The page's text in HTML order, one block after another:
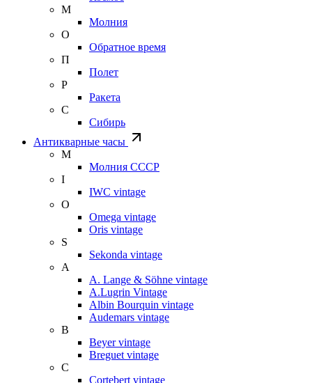
М
Молния
О
Обратное время
П
Полет
Р
Ракета
С
Сибирь
Антикварные часы
М
Молния СССР
I
IWC vintage
O
Omega vintage
Oris vintage
S
Sekonda vintage
A
A. Lange & Söhne vintage
A.Lugrin Vintage
Albin Bourquin vintage
Audemars vintage
B
Beyer vintage
Breguet vintage
C
Cortebert vintage